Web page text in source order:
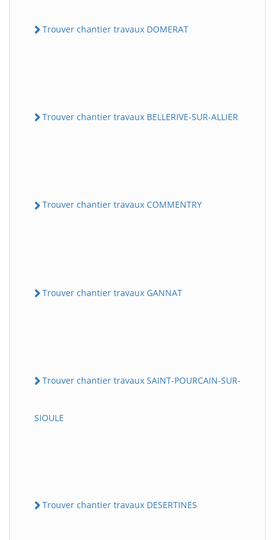
Trouver chantier travaux DOMERAT
Trouver chantier travaux BELLERIVE-SUR-ALLIER
Trouver chantier travaux COMMENTRY
Trouver chantier travaux GANNAT
Trouver chantier travaux SAINT-POURCAIN-SUR-
SIOULE
Trouver chantier travaux DESERTINES